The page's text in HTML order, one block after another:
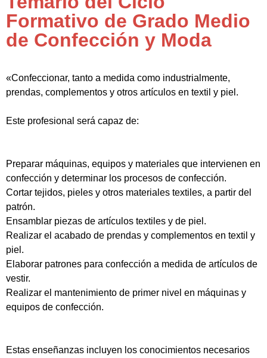
Formativo de Grado Medio
de Confección y Moda
«Confeccionar, tanto a medida como industrialmente,
prendas, complementos y otros artículos en textil y piel.
Este profesional será capaz de:
Preparar máquinas, equipos y materiales que intervienen en
confección y determinar los procesos de confección.
Cortar tejidos, pieles y otros materiales textiles, a partir del
patrón.
Ensamblar piezas de artículos textiles y de piel.
Realizar el acabado de prendas y complementos en textil y
piel.
Elaborar patrones para confección a medida de artículos de
vestir.
Realizar el mantenimiento de primer nivel en máquinas y
equipos de confección.
Estas enseñanzas incluyen los conocimientos necesarios